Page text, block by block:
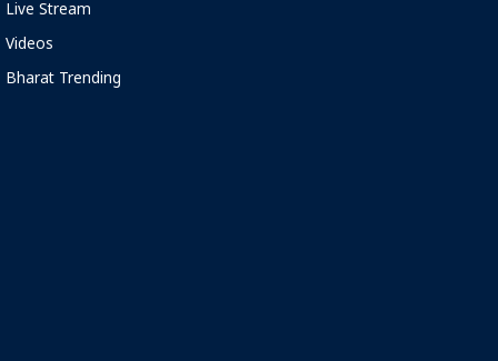
Live Stream
Videos
Bharat Trending